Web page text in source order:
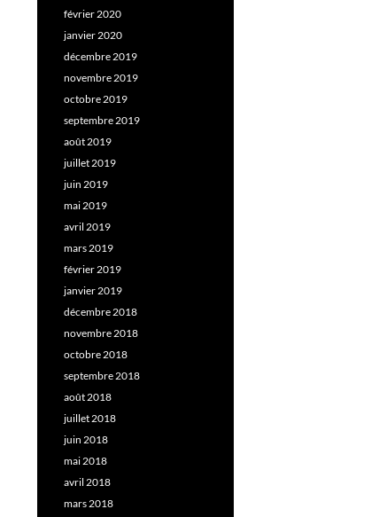
février 2020
janvier 2020
décembre 2019
novembre 2019
octobre 2019
septembre 2019
août 2019
juillet 2019
juin 2019
mai 2019
avril 2019
mars 2019
février 2019
janvier 2019
décembre 2018
novembre 2018
octobre 2018
septembre 2018
août 2018
juillet 2018
juin 2018
mai 2018
avril 2018
mars 2018